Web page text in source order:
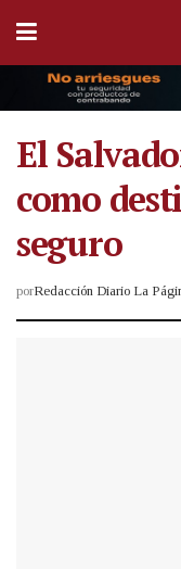
El
como
seguro
porRedacción Diario La